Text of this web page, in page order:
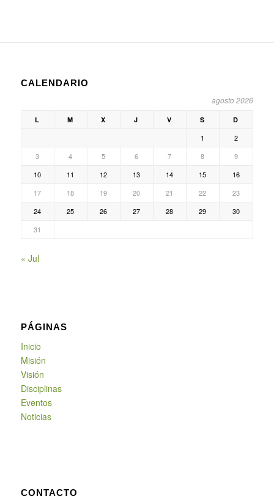
CALENDARIO
agosto 2026
L M X J V S D
1
2
3
4 5 6 7 8
9
10
11 12 13 14 15
16
17
18 19 20 21 22
23
24
25 26 27 28 29
30
31
« Jul
PÁGINAS
Inicio
Misión
Visión
Disciplinas
Eventos
Noticias
CONTACTO